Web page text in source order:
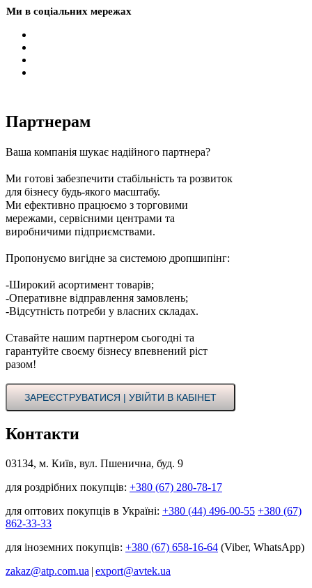
Ми в соціальних мережах
Партнерам
Ваша компанія шукає надійного партнера?
Ми готові забезпечити стабільність та розвиток
для бізнесу будь-якого масштабу.
Ми ефективно працюємо з торговими
мережами, сервісними центрами та
виробничими підприємствами.
Пропонуємо вигідне за системою дропшипінг:
-Широкий асортимент товарів;
-Оперативне відправлення замовлень;
-Відсутність потреби у власних складах.
Ставайте нашим партнером сьогодні та
гарантуйте своєму бізнесу впевнений ріст
разом!
ЗАРЕЄСТРУВАТИСЯ | УВІЙТИ В КАБІНЕТ
Контакти
03134, м. Київ, вул. Пшенична, буд. 9
для роздрібних покупців: +380 (67) 280-78-17
для оптових покупців в Україні: +380 (44) 496-00-55 +380 (67)
862-33-33
для іноземних покупців: +380 (67) 658-16-64 (Viber, WhatsApp)
zakaz@atp.com.ua | export@avtek.ua